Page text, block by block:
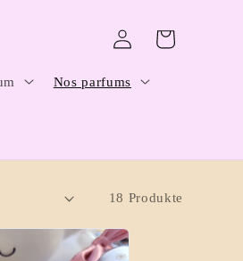
Nos parfums
EinloggenWarenkorb
18 Produkte